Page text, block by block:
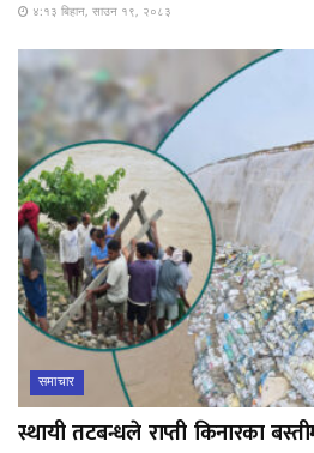
४:१३ बिहान, साउन १९, २०८३
समाचार
स्थायी तटबन्धले राप्ती किनारका